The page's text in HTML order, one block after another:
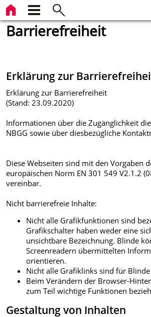
Barrierefreiheit
Erklärung zur
Erklärung zur Barrierefreiheit
(Stand: 23.09.2020)
Informationen über die Zugänglichkeit
NBGG sowie über diesbezügliche
Diese Webseiten sind mit den Vorgaben
europäischen Norm EN 301 549 V2.1.2
vereinbar.
Nicht barrierefreie Inhalte:
Nicht alle Grafikfunktionen sind
Grafikschalter haben weder eine
unsichtbare Bezeichnung. Blinde
Screenreadern übermittelten
orientieren.
Nicht alle Grafiklinks sind für
Beim Verändern der Browser-
zum Teil wichtige Funktionen
Gestaltung von Inhalten